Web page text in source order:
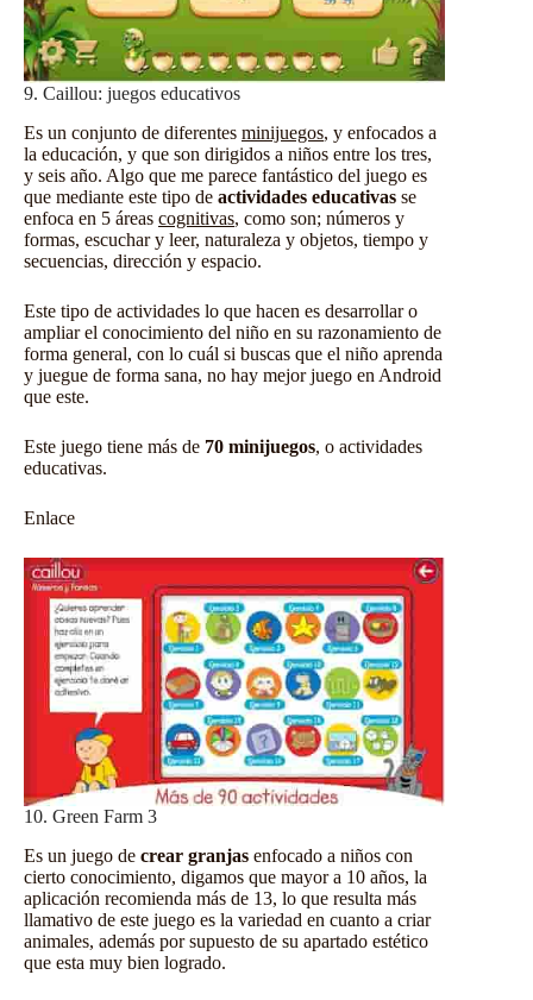
9. Caillou: juegos educativos
Es un conjunto de diferentes minijuegos, y enfocados a
la educación, y que son dirigidos a niños entre los tres,
y seis año. Algo que me parece fantástico del juego es
que mediante este tipo de actividades educativas se
enfoca en 5 áreas cognitivas, como son; números y
formas, escuchar y leer, naturaleza y objetos, tiempo y
secuencias, dirección y espacio.
Este tipo de actividades lo que hacen es desarrollar o
ampliar el conocimiento del niño en su razonamiento de
forma general, con lo cuál si buscas que el niño aprenda
y juegue de forma sana, no hay mejor juego en Android
que este.
Este juego tiene más de 70 minijuegos, o actividades
educativas.
Enlace
10. Green Farm 3
Es un juego de crear granjas enfocado a niños con
cierto conocimiento, digamos que mayor a 10 años, la
aplicación recomienda más de 13, lo que resulta más
llamativo de este juego es la variedad en cuanto a criar
animales, además por supuesto de su apartado estético
que esta muy bien logrado.